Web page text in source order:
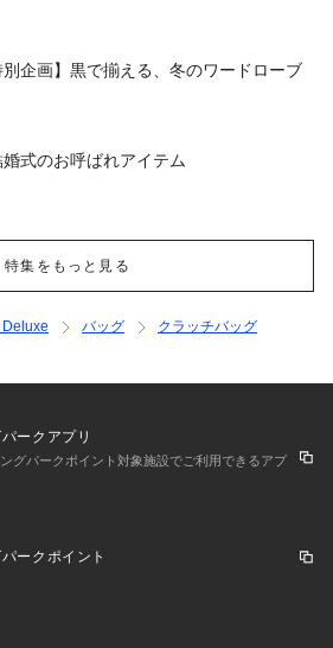
別企画】黒で揃える、冬のワードローブ
式のお呼ばれアイテム
特集をもっと見る
バッグ
クラッチバッグ
ークアプリ
グパークポイント対象施設でご利用できるアプ
ークポイント